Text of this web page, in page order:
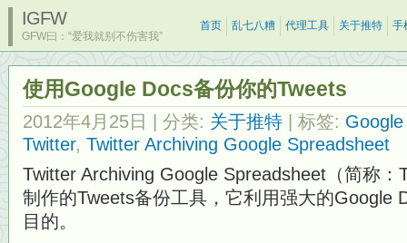
IGFW
GFW曰：“爱我就别不伤害我”
首页 乱七八糟 代理工具 关于推特 手
使用Google Docs备份你的Tweets
2012年4月25日 | 分类: 关于推特 | 标签:
Twitter, Twitter Archiving Google Spreadsheet
Twitter Archiving Google Spreadsheet（简称
制作的Tweets备份工具，它利用强大的Google
目的。